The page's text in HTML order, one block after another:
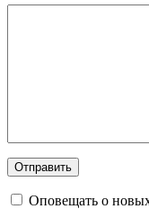
Оповещать о